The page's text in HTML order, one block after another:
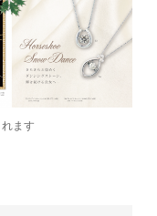
ます